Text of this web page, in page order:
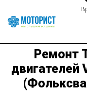
Ремонт
двигателей